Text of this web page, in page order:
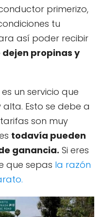
primerizo,
tu
así poder recibir
dejen propinas y
un servicio que
Esto se debe a
son muy
todavía pueden
ganancia. Si eres
que sepas la razón